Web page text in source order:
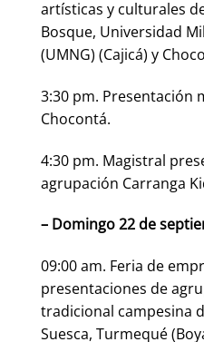
artísticas y culturales
Bosque, Universidad
(UMNG) (Cajicá) y
3:30 pm. Presentación
Chocontá.
4:30 pm. Magistral
agrupación Carranga
– Domingo 22 de
09:00 am. Feria de
presentaciones de
tradicional campesina
Suesca, Turmequé